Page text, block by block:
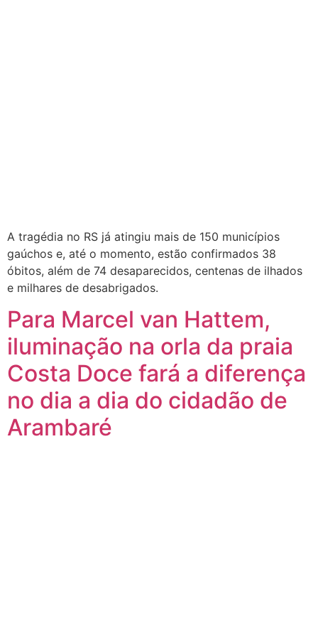
A tragédia no RS já atingiu mais de 150 municípios
gaúchos e, até o momento, estão confirmados 38
óbitos, além de 74 desaparecidos, centenas de ilhados
e milhares de desabrigados.
Para Marcel van Hattem,
iluminação na orla da praia
Costa Doce fará a diferença
no dia a dia do cidadão de
Arambaré